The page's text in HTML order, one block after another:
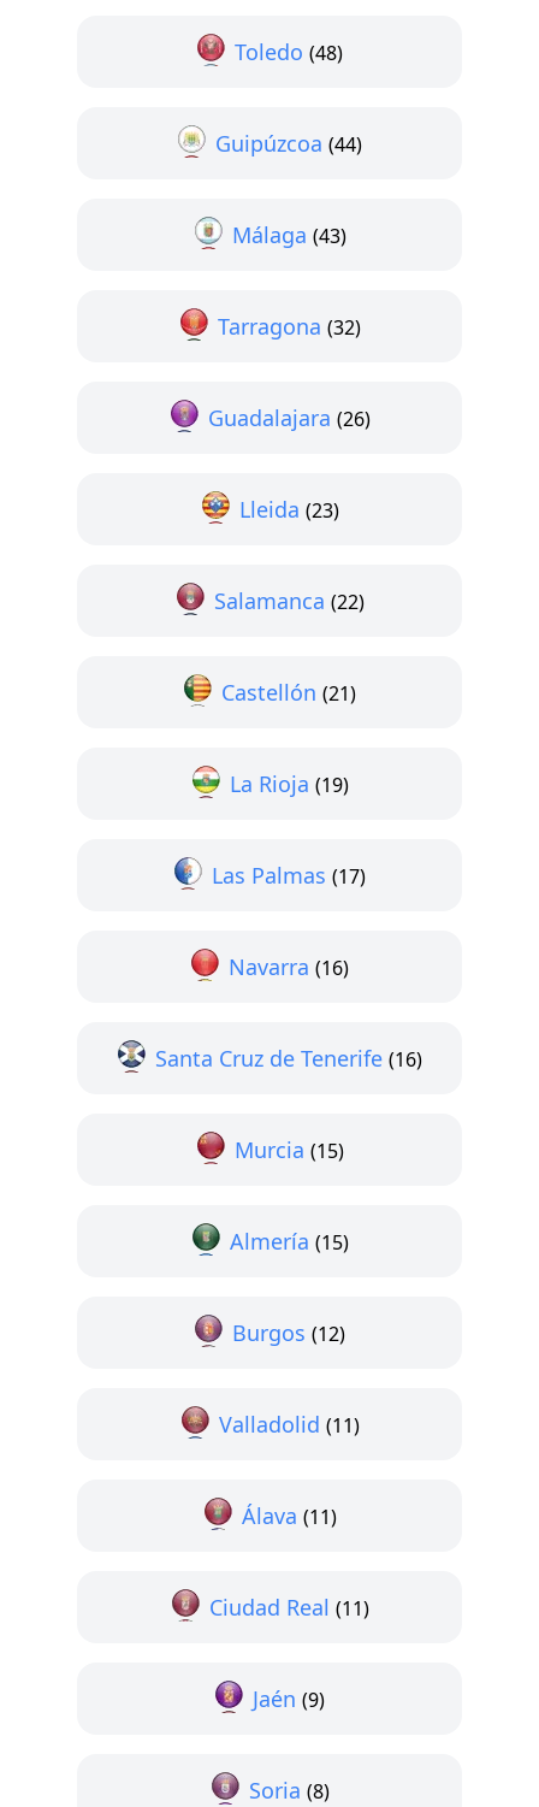
Toledo (48)
Guipúzcoa (44)
Málaga (43)
Tarragona (32)
Guadalajara (26)
Lleida (23)
Salamanca (22)
Castellón (21)
La Rioja (19)
Las Palmas (17)
Navarra (16)
Santa Cruz de Tenerife (16)
Murcia (15)
Almería (15)
Burgos (12)
Valladolid (11)
Álava (11)
Ciudad Real (11)
Jaén (9)
Soria (8)